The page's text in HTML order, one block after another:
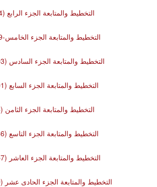
18- التخطيط والمتابعة الجزء الرابع (9:34)
التخطيط والمتابعة الجزء الخامس-19 (9:09)
20-التخطيط والمتابعة الجزء السادس (10:03)
21-التخطيط والمتابعة الجزء السابع (10:01)
22-التخطيط والمتابعة الجزء الثامن (8:43)
23-التخطيط والمتابعة الجزء التاسع (10:36)
24-التخطيط والمتابعة الجزء العاشر (15:57)
25-التخطيط والمتابعة الجزء الحادى عشر (7:59)